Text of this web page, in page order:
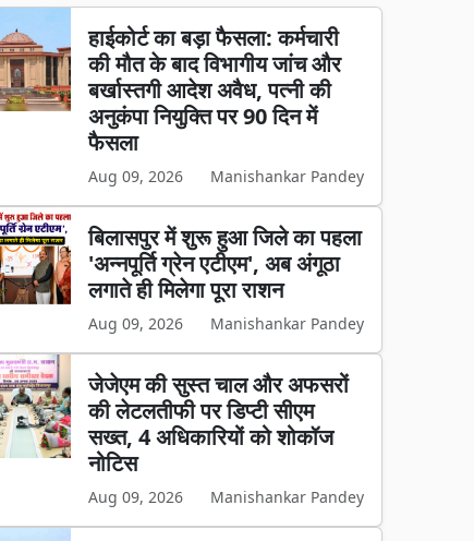
हाईकोर्ट का बड़ा फैसला: कर्मचारी
की मौत के बाद विभागीय जांच और
बर्खास्तगी आदेश अवैध, पत्नी की
अनुकंपा नियुक्ति पर 90 दिन में
फैसला
Aug 09, 2026 Manishankar Pandey
बिलासपुर में शुरू हुआ जिले का पहला
'अन्नपूर्ति ग्रेन एटीएम', अब अंगूठा
लगाते ही मिलेगा पूरा राशन
Aug 09, 2026 Manishankar Pandey
जेजेएम की सुस्त चाल और अफसरों
की लेटलतीफी पर डिप्टी सीएम
सख्त, 4 अधिकारियों को शोकॉज
नोटिस
Aug 09, 2026 Manishankar Pandey